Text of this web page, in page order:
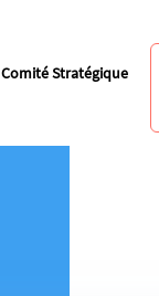
Comité Stratégique